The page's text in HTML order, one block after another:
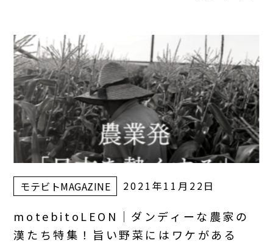
モテビトMAGAZINE 2021年11月22日
motebitoLEON｜ダンディーな農家の
漢たち特集！旨い野菜にはワケがある